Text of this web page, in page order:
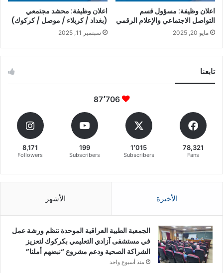
اعلان وظيفة: مسؤول قسم
التواصل الاجتماعي والإعلام الرقمي
مايو 20, 2025
اعلان وظيفة: محشد مجتمعي
(بغداد / كربلاء / موصل / كركوك)
سبتمبر 11, 2025
تابعنا
87٬706
78,321
Fans
1٬015
Subscribers
199
Subscribers
8,171
Followers
الأخيرة الأشهر
الجمعية الطبية العراقية الموحدة تنظم ورشة عمل
في مستشفى آزادي التعليمي بكركوك لتعزيز
الشراكة الصحية ودعم مشروع “نبضهم أملنا”
منذ أسبوع واحد